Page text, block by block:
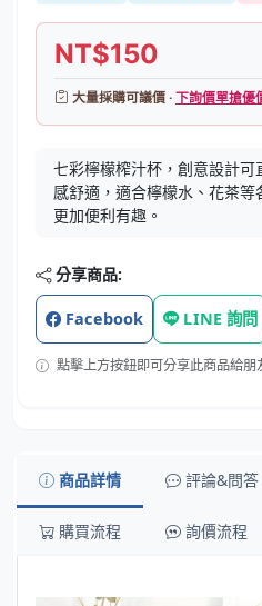
NT$150
大量採購可議價 ·下詢價單搶優
七彩檸檬榨汁杯，創意設計
感舒適，適合檸檬水、花茶
更加便利有趣。
分享商品:
Facebook LINE 詢問
點擊上方按鈕即可分享此商品給朋
商品詳情 評論&問答
購買流程 詢價流程